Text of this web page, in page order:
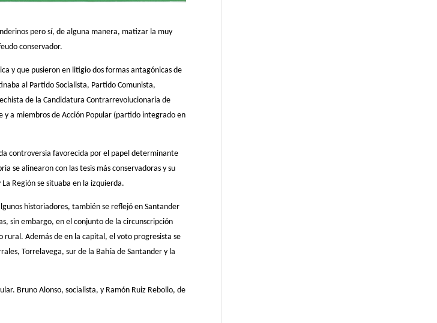
pero sí, de alguna manera, matizar la muy
conservador.
y que pusieron en litigio dos formas antagónicas de
al Partido Socialista, Partido Comunista,
de la Candidatura Contrarrevolucionaria de
y a miembros de Acción Popular (partido integrado en
controversia favorecida por el papel determinante
se alinearon con las tesis más conservadoras y su
Región se situaba en la izquierda.
historiadores, también se reflejó en Santander
sin embargo, en el conjunto de la circunscripción
rural. Además de en la capital, el voto progresista se
Torrelavega, sur de la Bahía de Santander y la
Bruno Alonso, socialista, y Ramón Ruiz Rebollo, de